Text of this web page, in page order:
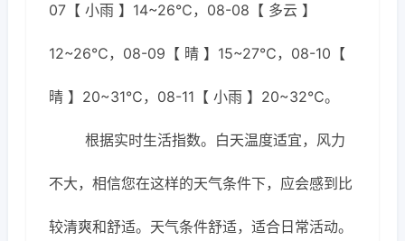
07【 小雨 】14~26℃，08-08【 多云 】
12~26℃，08-09【 晴 】15~27℃，08-10【
晴 】20~31℃，08-11【 小雨 】20~32℃。
根据实时生活指数。白天温度适宜，风力
不大，相信您在这样的天气条件下，应会感到比
较清爽和舒适。天气条件舒适，适合日常活动。